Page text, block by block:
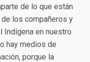
de lo que están
los compañeros y
Indígena en nuestro
hay medios de
porque la